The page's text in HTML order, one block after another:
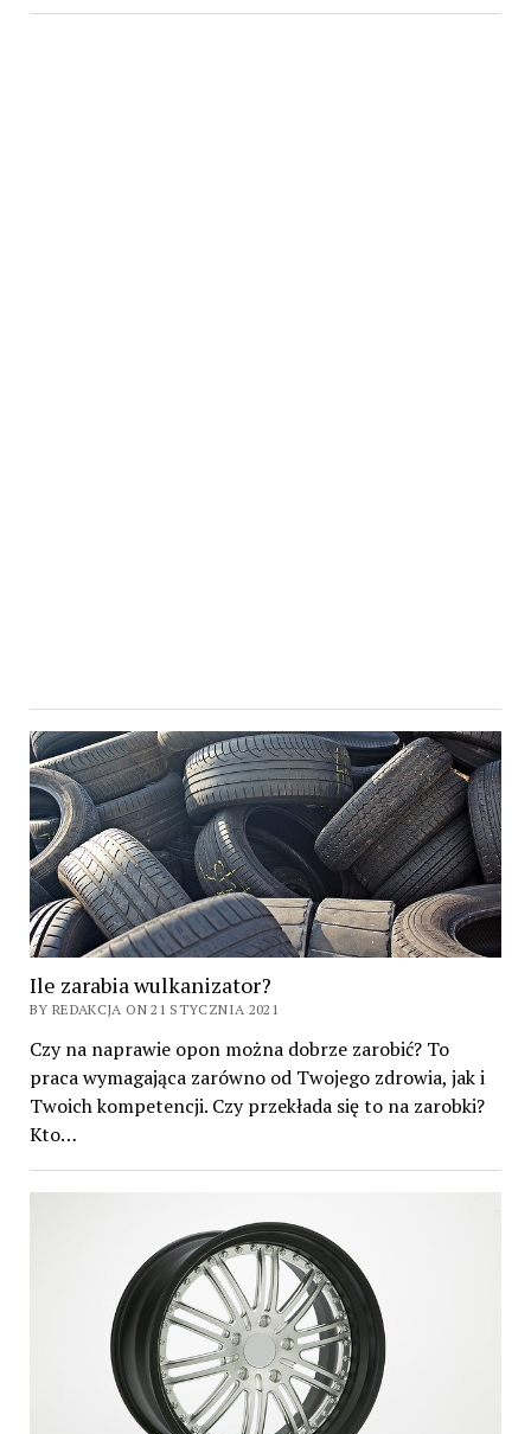
Ile zarabia wulkanizator?
BY REDAKCJA ON 21 STYCZNIA 2021
Czy na naprawie opon można dobrze zarobić? To
praca wymagająca zarówno od Twojego zdrowia, jak i
Twoich kompetencji. Czy przekłada się to na zarobki?
Kto…